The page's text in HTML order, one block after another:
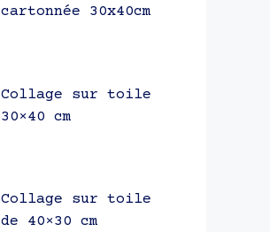
cartonnée 30x40cm
Collage sur toile
30×40 cm
Collage sur toile
de 40×30 cm